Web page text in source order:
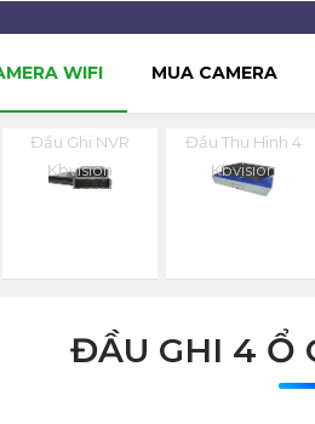
WIFI MUA CAMERA
Đầu Ghi NVR
Kbvision
Đầu Thu Hình 4
Kbvision
ĐẦU GHI 4 Ổ